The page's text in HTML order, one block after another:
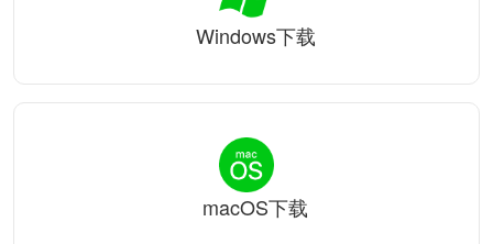
Windows下载
macOS下载